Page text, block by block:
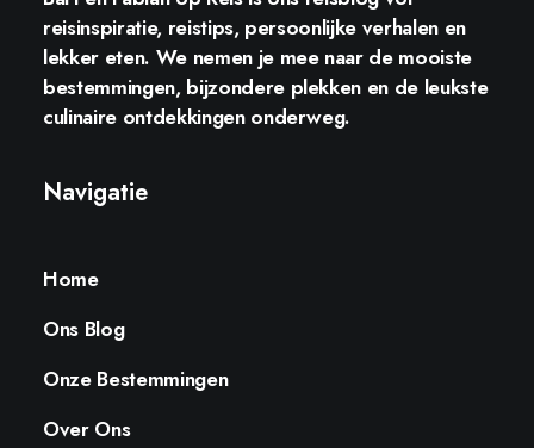
reisinspiratie, reistips, persoonlijke verhalen en
lekker eten. We nemen je mee naar de mooiste
bestemmingen, bijzondere plekken en de leukste
culinaire ontdekkingen onderweg.
Navigatie
Home
Ons Blog
Onze Bestemmingen
Over Ons